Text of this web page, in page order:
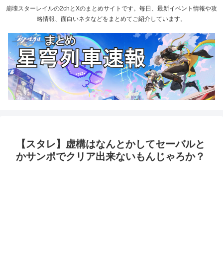
崩壊スターレイルの2chとXのまとめサイトです。毎日、最新イベント情報や攻
略情報、面白いネタなどをまとめてご紹介しています。
【スタレ】虚構はなんとかしてセーバルと
かサンポでクリア出来ないもんじゃろか？